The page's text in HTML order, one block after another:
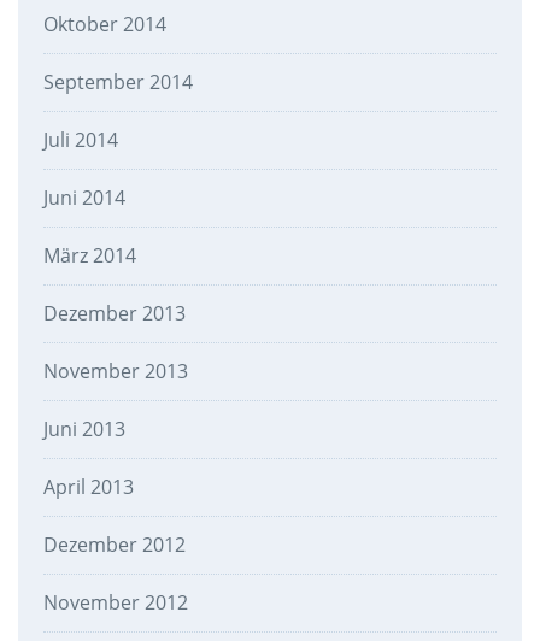
Oktober 2014
September 2014
Juli 2014
Juni 2014
März 2014
Dezember 2013
November 2013
Juni 2013
April 2013
Dezember 2012
November 2012